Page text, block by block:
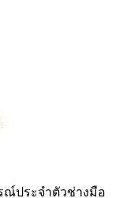
ณ์ประจำตัวช่างมือ